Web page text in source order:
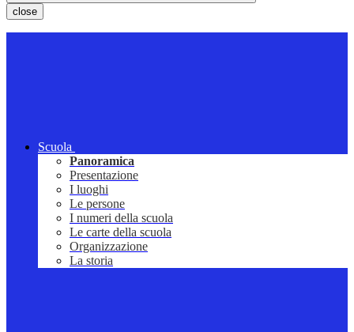
close
Scuola
Panoramica
Presentazione
I luoghi
Le persone
I numeri della scuola
Le carte della scuola
Organizzazione
La storia